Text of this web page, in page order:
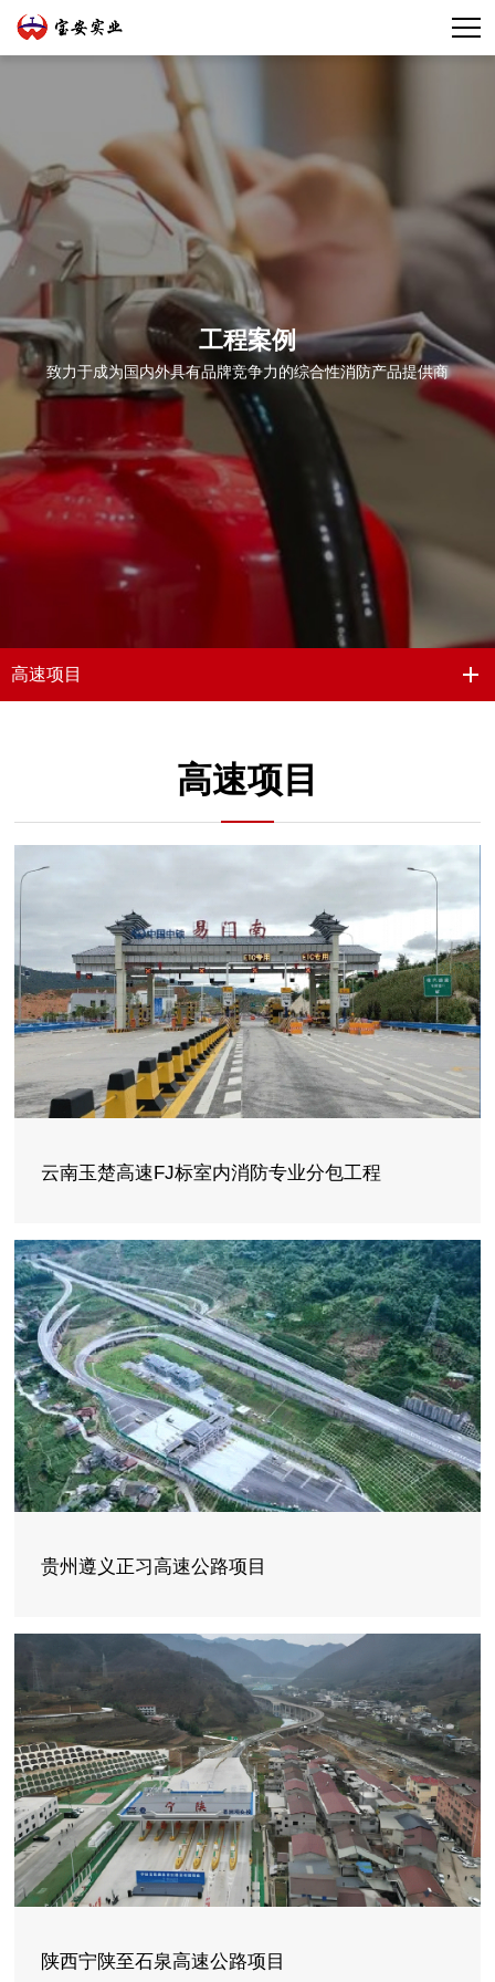
工程案例
致力于成为国内外具有品牌竞争力的综合性消防产品提供商
高速项目
高速项目
云南玉楚高速FJ标室内消防专业分包工程
贵州遵义正习高速公路项目
陕西宁陕至石泉高速公路项目